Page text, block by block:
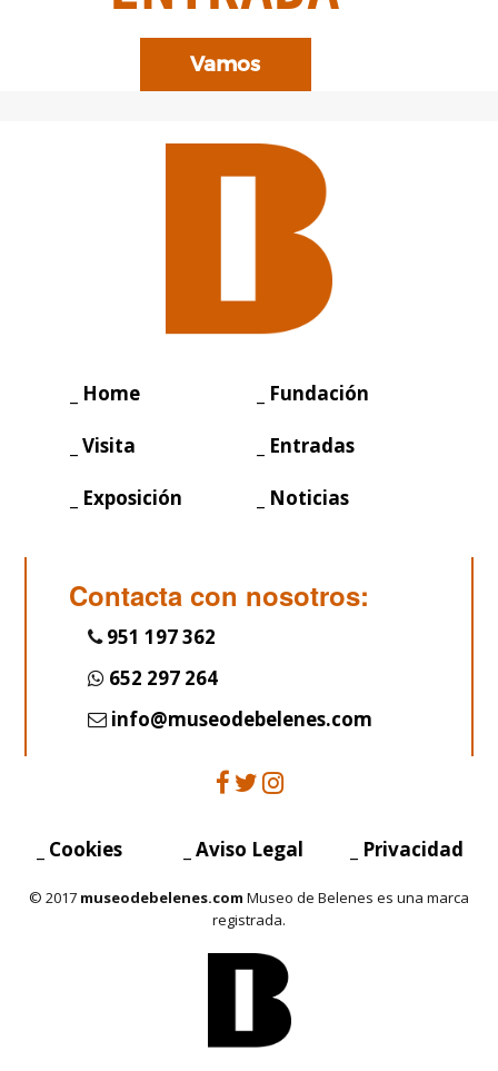
Vamos
_ Home _ Fundación
_ Visita _ Entradas
_ Exposición _ Noticias
Contacta con nosotros:
951 197 362
652 297 264
info@museodebelenes.com
_ Cookies _ Aviso Legal _ Privacidad
© 2017 museodebelenes.com Museo de Belenes es una marca
registrada.